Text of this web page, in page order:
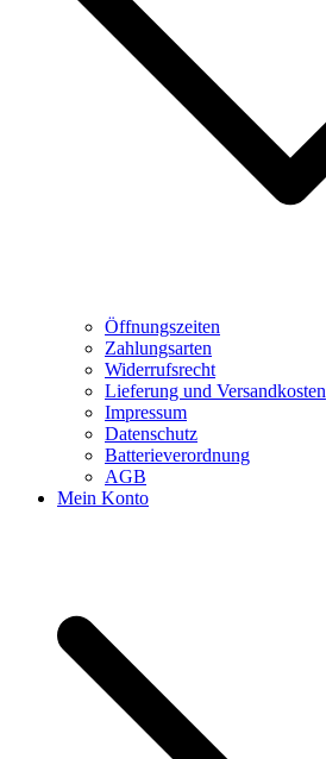
Öffnungszeiten
Zahlungsarten
Widerrufsrecht
Lieferung und Versandkosten
Impressum
Datenschutz
Batterieverordnung
AGB
Mein Konto